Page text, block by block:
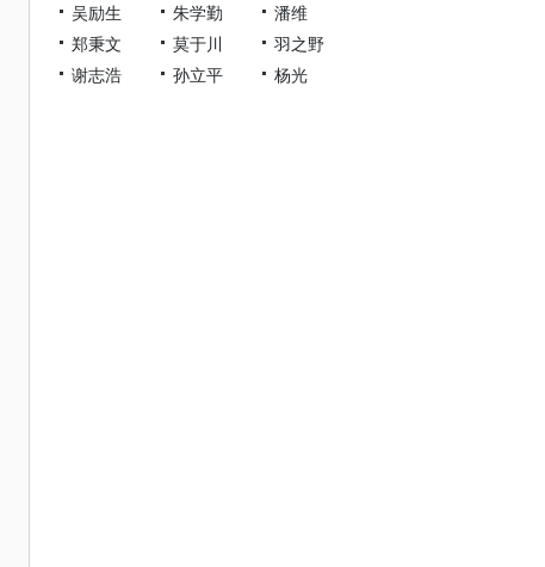
吴励生
朱学勤
潘维
郑秉文
莫于川
羽之野
谢志浩
孙立平 杨光